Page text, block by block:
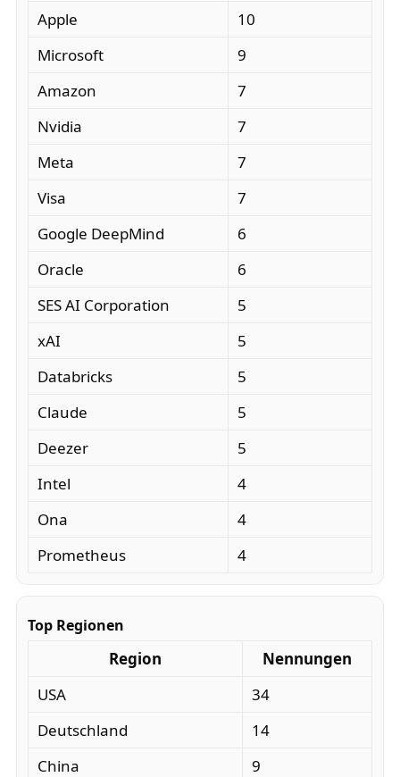
Apple
10
Microsoft
9
Amazon
7
Nvidia
7
Meta
7
Visa
7
Google DeepMind
6
Oracle
6
SES AI Corporation
5
xAI
5
Databricks
5
Claude
5
Deezer
5
Intel
4
Ona
4
Prometheus
4
Top Regionen
Region
Nennungen
USA
34
Deutschland
14
China
9